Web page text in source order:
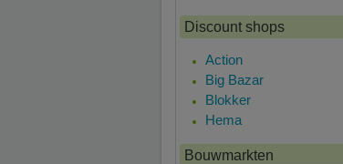
Discount shops
Action
Big Bazar
Blokker
Hema
Bouwmarkten